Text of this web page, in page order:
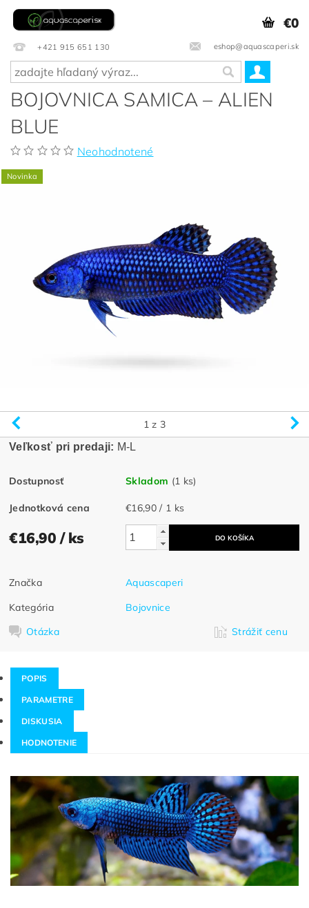
+421 915 651 130 eshop@aquascaperi.sk
€0
BOJOVNICA SAMICA – ALIEN
BLUE
Neohodnotené
Novinka
1 z 3
Veľkosť pri predaji: M-L
Dostupnosť Skladom (1 ks)
Jednotková cena €16,90 / 1 ks
€16,90 / ks
Značka
Aquascaperi
Kategória
Bojovnice
Otázka
Strážiť cenu
POPIS
PARAMETRE
DISKUSIA
HODNOTENIE